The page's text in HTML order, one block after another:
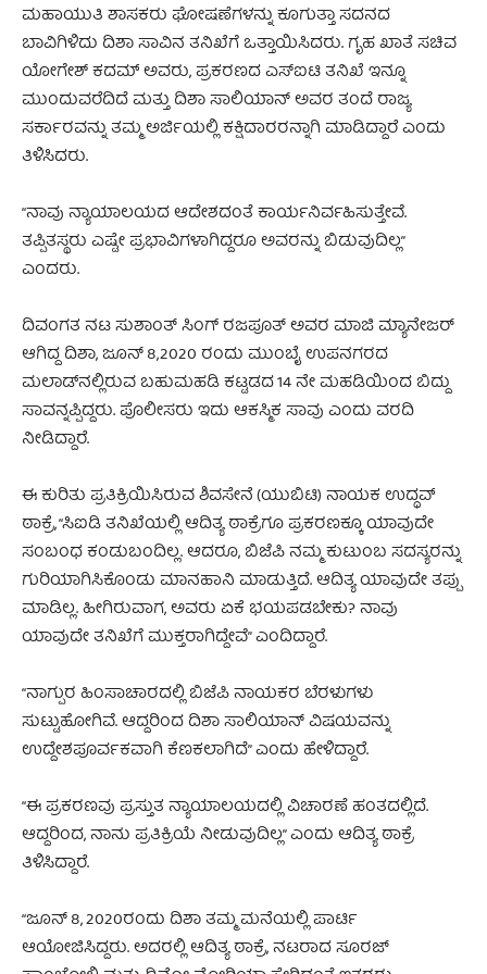
ಮಹಾಯುತಿ ಶಾಸಕರು ಘೋಷಣೆಗಳನ್ನು ಕೂಗುತ್ತಾ ಸದನದ
ಬಾವಿಗಿಳಿದು ದಿಶಾ ಸಾವಿನ ತನಿಖೆಗೆ ಒತ್ತಾಯಿಸಿದರು. ಗೃಹ ಖಾತೆ ಸಚಿವ
ಯೋಗೇಶ್ ಕದಮ್ ಅವರು, ಪ್ರಕರಣದ ಎಸ್‌ಐಟಿ ತನಿಖೆ ಇನ್ನೂ
ಮುಂದುವರೆದಿದೆ ಮತ್ತು ದಿಶಾ ಸಾಲಿಯಾನ್ ಅವರ ತಂದೆ ರಾಜ್ಯ
ಸರ್ಕಾರವನ್ನು ತಮ್ಮ ಅರ್ಜಿಯಲ್ಲಿ ಕಕ್ಷಿದಾರರನ್ನಾಗಿ ಮಾಡಿದ್ದಾರೆ ಎಂದು
ತಿಳಿಸಿದರು.
“ನಾವು ನ್ಯಾಯಾಲಯದ ಆದೇಶದಂತೆ ಕಾರ್ಯನಿರ್ವಹಿಸುತ್ತೇವೆ.
ತಪ್ಪಿತಸ್ಥರು ಎಷ್ಟೇ ಪ್ರಭಾವಿಗಳಾಗಿದ್ದರೂ ಅವರನ್ನು ಬಿಡುವುದಿಲ್ಲ”
ಎಂದರು.
ದಿವಂಗತ ನಟ ಸುಶಾಂತ್ ಸಿಂಗ್ ರಜಪೂತ್ ಅವರ ಮಾಜಿ ಮ್ಯಾನೇಜರ್
ಆಗಿದ್ದ ದಿಶಾ, ಜೂನ್ 8,2020 ರಂದು ಮುಂಬೈ ಉಪನಗರದ
ಮಲಾಡ್‌ನಲ್ಲಿರುವ ಬಹುಮಹಡಿ ಕಟ್ಟಡದ 14 ನೇ ಮಹಡಿಯಿಂದ ಬಿದ್ದು
ಸಾವನ್ನಪ್ಪಿದ್ದರು. ಪೊಲೀಸರು ಇದು ಆಕಸ್ಮಿಕ ಸಾವು ಎಂದು ವರದಿ
ನೀಡಿದ್ದಾರೆ.
ಈ ಕುರಿತು ಪ್ರತಿಕ್ರಿಯಿಸಿರುವ ಶಿವಸೇನೆ (ಯುಬಿಟಿ) ನಾಯಕ ಉದ್ಧವ್
ಠಾಕ್ರೆ, “ಸಿಐಡಿ ತನಿಖೆಯಲ್ಲಿ ಆದಿತ್ಯ ಠಾಕ್ರೆಗೂ ಪ್ರಕರಣಕ್ಕೂ ಯಾವುದೇ
ಸಂಬಂಧ ಕಂಡುಬಂದಿಲ್ಲ. ಆದರೂ, ಬಿಜೆಪಿ ನಮ್ಮ ಕುಟುಂಬ ಸದಸ್ಯರನ್ನು
ಗುರಿಯಾಗಿಸಿಕೊಂಡು ಮಾನಹಾನಿ ಮಾಡುತ್ತಿದೆ. ಆದಿತ್ಯ ಯಾವುದೇ ತಪ್ಪು
ಮಾಡಿಲ್ಲ. ಹೀಗಿರುವಾಗ, ಅವರು ಏಕೆ ಭಯಪಡಬೇಕು? ನಾವು
ಯಾವುದೇ ತನಿಖೆಗೆ ಮುಕ್ತರಾಗಿದ್ದೇವೆ” ಎಂದಿದ್ದಾರೆ.
“ನಾಗ್ಪುರ ಹಿಂಸಾಚಾರದಲ್ಲಿ ಬಿಜೆಪಿ ನಾಯಕರ ಬೆರಳುಗಳು
ಸುಟ್ಟುಹೋಗಿವೆ. ಆದ್ದರಿಂದ ದಿಶಾ ಸಾಲಿಯಾನ್ ವಿಷಯವನ್ನು
ಉದ್ದೇಶಪೂರ್ವಕವಾಗಿ ಕೆಣಕಲಾಗಿದೆ” ಎಂದು ಹೇಳಿದ್ದಾರೆ.
“ಈ ಪ್ರಕರಣವು ಪ್ರಸ್ತುತ ನ್ಯಾಯಾಲಯದಲ್ಲಿ ವಿಚಾರಣೆ ಹಂತದಲ್ಲಿದೆ.
ಆದ್ದರಿಂದ, ನಾನು ಪ್ರತಿಕ್ರಿಯೆ ನೀಡುವುದಿಲ್ಲ” ಎಂದು ಆದಿತ್ಯ ಠಾಕ್ರೆ
ತಿಳಿಸಿದ್ದಾರೆ.
“ಜೂನ್ 8, 2020ರಂದು ದಿಶಾ ತಮ್ಮ ಮನೆಯಲ್ಲಿ ಪಾರ್ಟಿ
ಆಯೋಜಿಸಿದ್ದರು. ಅದರಲ್ಲಿ ಆದಿತ್ಯ ಠಾಕ್ರೆ, ನಟರಾದ ಸೂರಜ್